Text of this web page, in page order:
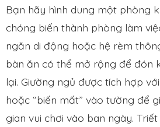
Bạn hãy hình dung một phòng
chóng biến thành phòng làm
ngăn di động hoặc hệ rèm
bàn ăn có thể mở rộng để đón
lại. Giường ngủ được tích hợp
hoặc “biến mất” vào tường để
gian vui chơi vào ban ngày.